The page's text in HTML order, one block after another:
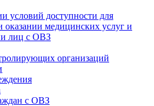
условий доступности для
оказании медицинских услуг и
лиц с ОВЗ
организаций
с ОВЗ